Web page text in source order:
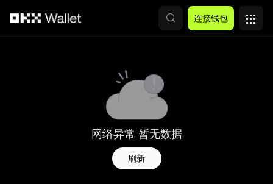
连接钱包
网络异常 暂无数据
刷新